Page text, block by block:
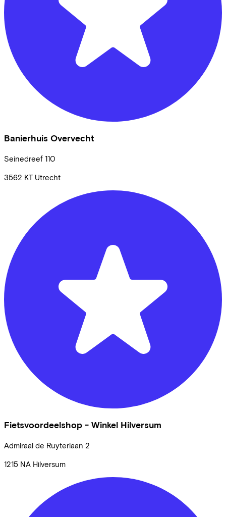
Banierhuis Overvecht
Seinedreef 110
3562 KT Utrecht
Fietsvoordeelshop - Winkel Hilversum
Admiraal de Ruyterlaan 2
1215 NA Hilversum